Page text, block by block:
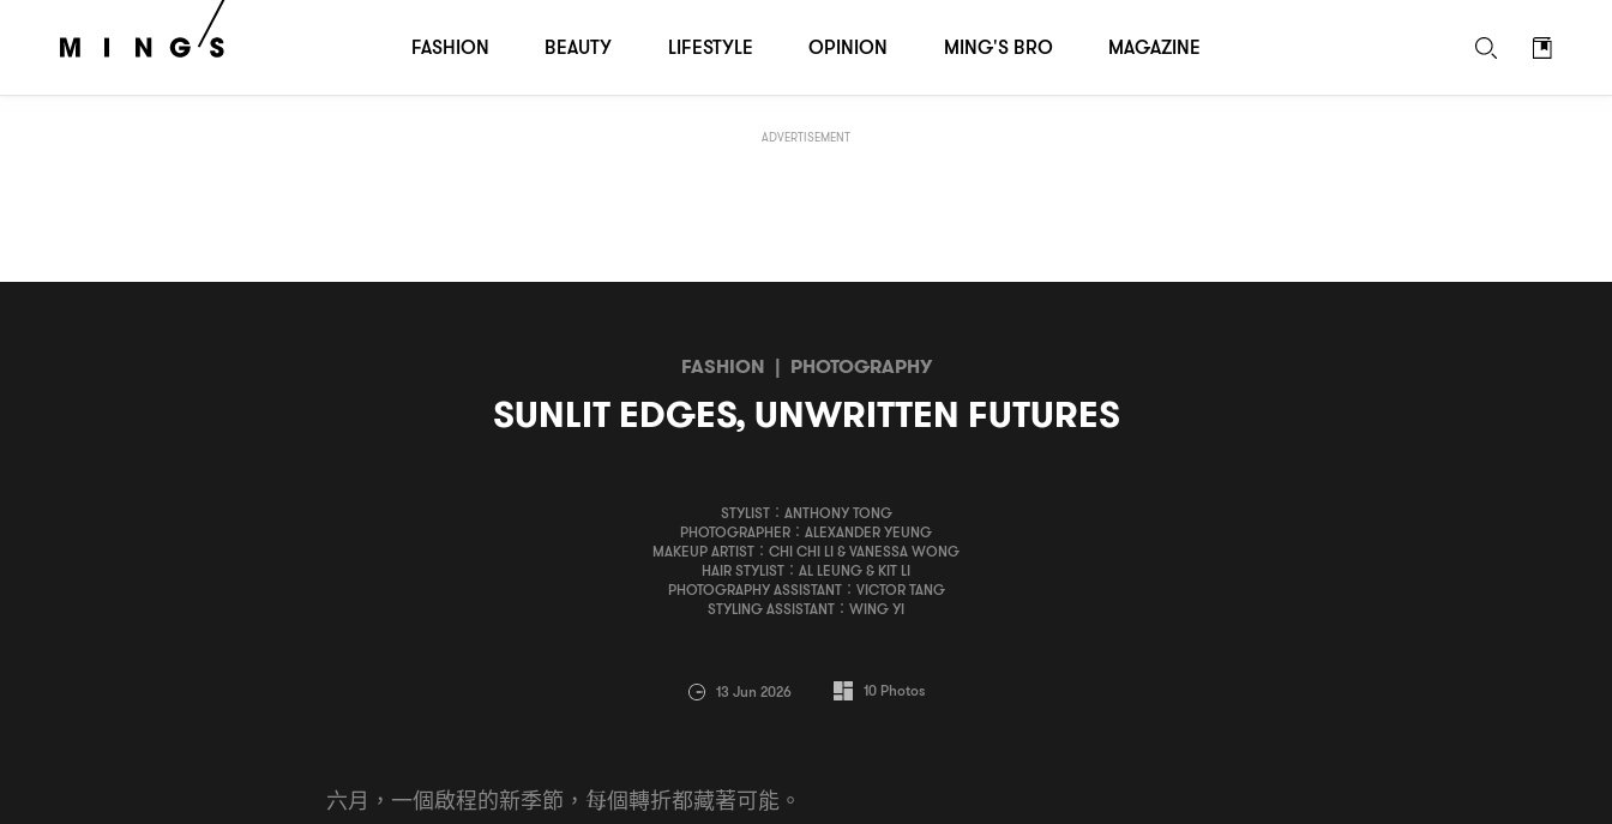
ADVERTISEMENT
FASHION | PHOTOGRAPHY
SUNLIT EDGES, UNWRITTEN FUTURES
STYLIST：ANTHONY TONG
PHOTOGRAPHER：ALEXANDER YEUNG
MAKEUP ARTIST：CHI CHI LI & VANESSA WONG
HAIR STYLIST：AL LEUNG & KIT LI
PHOTOGRAPHY ASSISTANT：VICTOR TANG
STYLING ASSISTANT：WING YI
13 Jun 2026 10Photos
六月 ， 一個啟程的新季節 ， 每個轉折都藏著可能。
FASHION BEAUTY LIFESTYLE OPINION MING'S BRO MAGAZINE
SUNLIT EDGES, UNWRITTEN FUTURES